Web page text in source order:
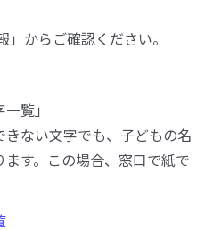
」からご確認ください。
一覧」
ない文字でも、子どもの名
す。この場合、窓口で紙で